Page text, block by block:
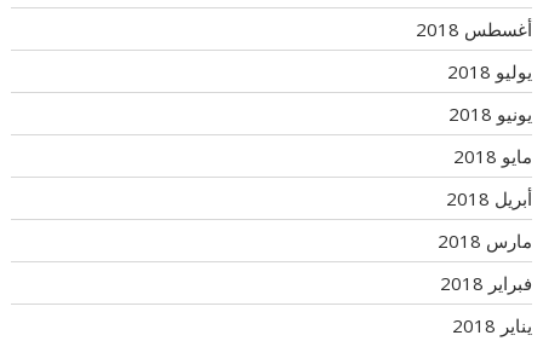
أغسطس 2018
يوليو 2018
يونيو 2018
مايو 2018
أبريل 2018
مارس 2018
فبراير 2018
يناير 2018